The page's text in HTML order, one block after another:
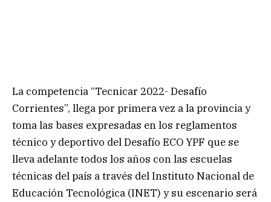
La competencia “Tecnicar 2022- Desafío
Corrientes”, llega por primera vez a la provincia y
toma las bases expresadas en los reglamentos
técnico y deportivo del Desafío ECO YPF que se
lleva adelante todos los años con las escuelas
técnicas del país a través del Instituto Nacional de
Educación Tecnológica (INET) y su escenario será